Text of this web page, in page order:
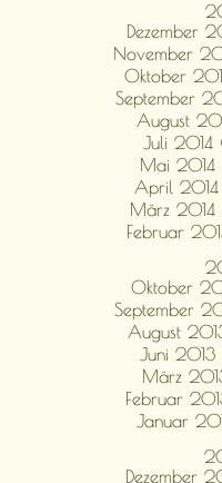
Dezember
November
Oktober
September
August
Juli 2014
Mai 2014
April 2014
März 2014
Februar
Oktober
September
August
Juni 2013
März
Februar
Januar
Dezember